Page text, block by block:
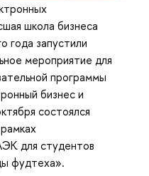
школа бизнеса
года запустили
мероприятие для
программы
бизнес и
состоялся
для студентов
фудтеха».